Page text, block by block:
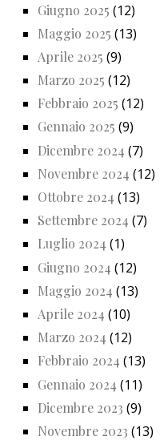
Giugno 2025 (12)
Maggio 2025 (13)
Aprile 2025 (9)
Marzo 2025 (12)
Febbraio 2025 (12)
Gennaio 2025 (9)
Dicembre 2024 (7)
Novembre 2024 (12)
Ottobre 2024 (13)
Settembre 2024 (7)
Luglio 2024 (1)
Giugno 2024 (12)
Maggio 2024 (13)
Aprile 2024 (10)
Marzo 2024 (12)
Febbraio 2024 (13)
Gennaio 2024 (11)
Dicembre 2023 (9)
Novembre 2023 (13)